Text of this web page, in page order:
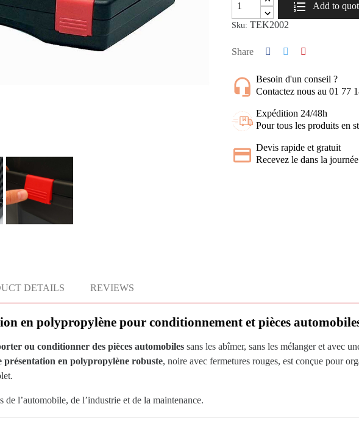
Add to
Sku: TEK2002
Share
Besoin d'un conseil ?
Contactez nous au 01 77
Expédition 24/48h
Pour tous les produits en
Devis rapide et gratuit
Recevez le dans la journée
DETAILS REVIEWS
en polypropylène pour conditionnement et pièces
ou conditionner des pièces automobiles sans les abîmer, sans les mélanger et avec
présentation en polypropylène robuste, noire avec fermetures rouges, est conçue pour
de l’automobile, de l’industrie et de la maintenance.